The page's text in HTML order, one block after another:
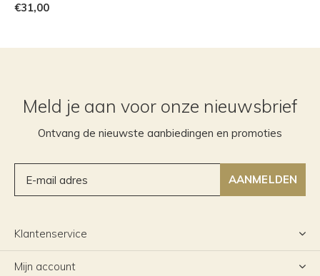
€31,00
Meld je aan voor onze nieuwsbrief
Ontvang de nieuwste aanbiedingen en promoties
AANMELDEN
Klantenservice
Mijn account